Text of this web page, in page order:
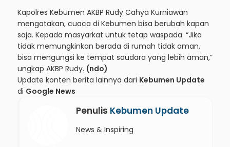
Kapolres Kebumen AKBP Rudy Cahya Kurniawan
mengatakan, cuaca di Kebumen bisa berubah kapan
saja. Kepada masyarkat untuk tetap waspada. “Jika
tidak memungkinkan berada di rumah tidak aman,
bisa mengungsi ke tempat saudara yang lebih aman,”
ungkap AKBP Rudy. (ndo)
Update konten berita lainnya dari Kebumen Update
di Google News
Penulis Kebumen Update
News & Inspiring